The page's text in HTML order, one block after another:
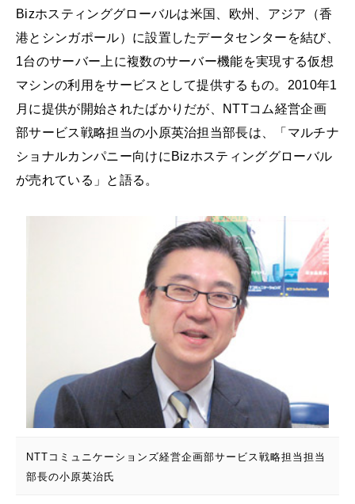
Bizホスティンググローバルは米国、欧州、アジア（香
港とシンガポール）に設置したデータセンターを結び、
1台のサーバー上に複数のサーバー機能を実現する仮想
マシンの利用をサービスとして提供するもの。2010年1
月に提供が開始されたばかりだが、NTTコム経営企画
部サービス戦略担当の小原英治担当部長は、「マルチナ
ショナルカンパニー向けにBizホスティンググローバル
が売れている」と語る。
NTTコミュニケーションズ経営企画部サービス戦略担当担当
部長の小原英治氏